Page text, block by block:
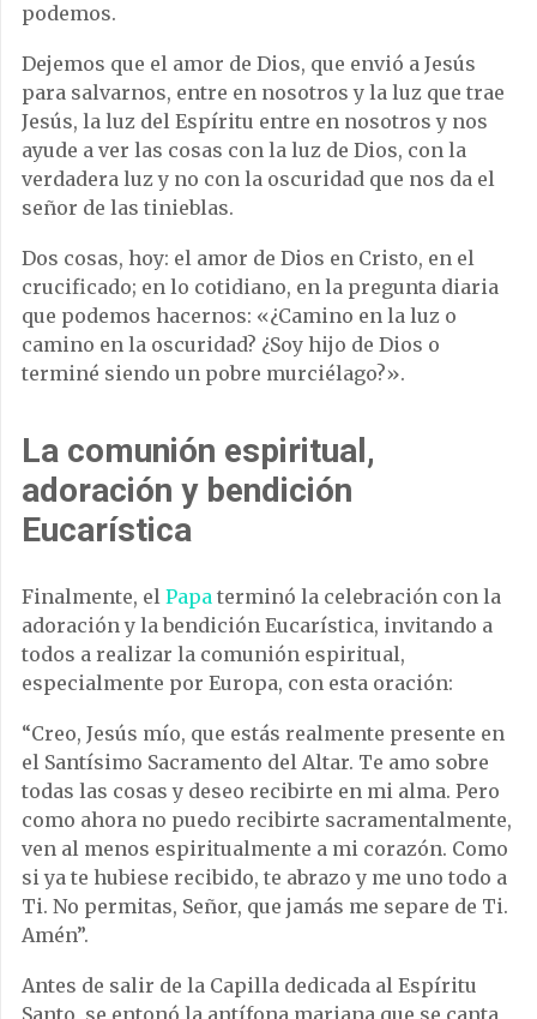
podemos.
Dejemos que el amor de Dios, que envió a Jesús
para salvarnos, entre en nosotros y la luz que trae
Jesús, la luz del Espíritu entre en nosotros y nos
ayude a ver las cosas con la luz de Dios, con la
verdadera luz y no con la oscuridad que nos da el
señor de las tinieblas.
Dos cosas, hoy: el amor de Dios en Cristo, en el
crucificado; en lo cotidiano, en la pregunta diaria
que podemos hacernos: «¿Camino en la luz o
camino en la oscuridad? ¿Soy hijo de Dios o
terminé siendo un pobre murciélago?».
La comunión espiritual,
adoración y bendición
Eucarística
Finalmente, el Papa terminó la celebración con la
adoración y la bendición Eucarística, invitando a
todos a realizar la comunión espiritual,
especialmente por Europa, con esta oración:
“Creo, Jesús mío, que estás realmente presente en
el Santísimo Sacramento del Altar. Te amo sobre
todas las cosas y deseo recibirte en mi alma. Pero
como ahora no puedo recibirte sacramentalmente,
ven al menos espiritualmente a mi corazón. Como
si ya te hubiese recibido, te abrazo y me uno todo a
Ti. No permitas, Señor, que jamás me separe de Ti.
Amén”.
Antes de salir de la Capilla dedicada al Espíritu